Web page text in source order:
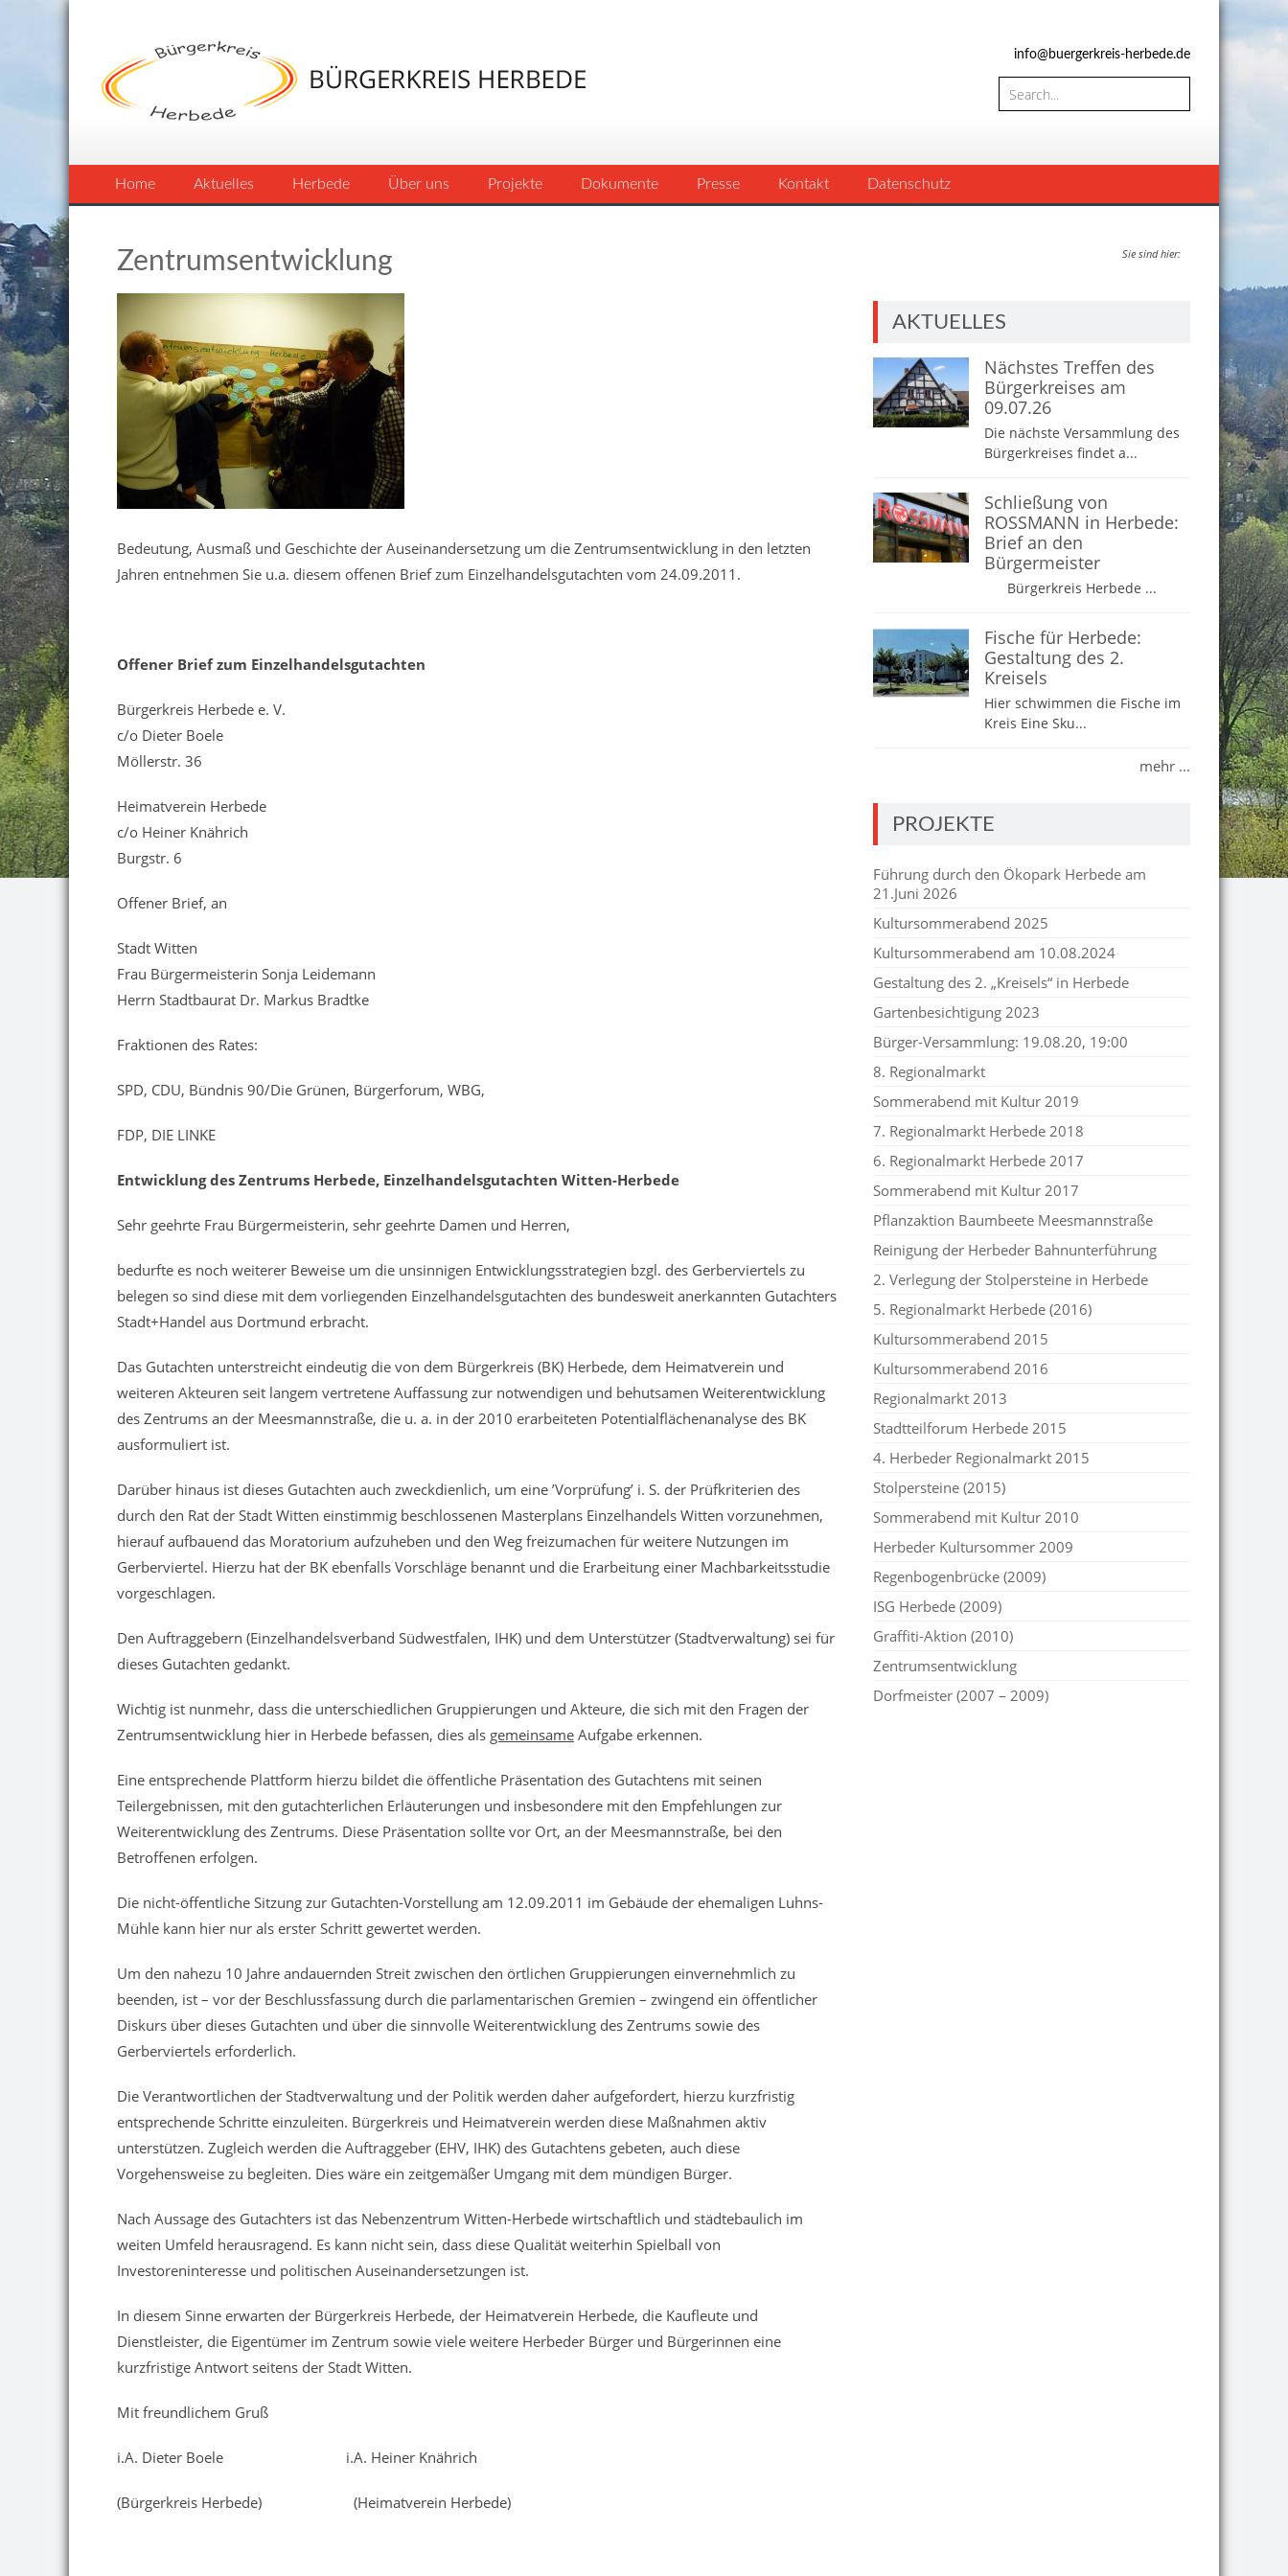
info@buergerkreis-herbede.de
Home Aktuelles Herbede Über uns Projekte Dokumente Presse Kontakt Datenschutz
Sie sind hier:
Zentrumsentwicklung
Bedeutung, Ausmaß und Geschichte der Auseinandersetzung um die Zentrumsentwicklung in den letzten
Jahren entnehmen Sie u.a. diesem offenen Brief zum Einzelhandelsgutachten vom 24.09.2011.
Offener Brief zum Einzelhandelsgutachten
Bürgerkreis Herbede e. V.
c/o Dieter Boele
Möllerstr. 36
Heimatverein Herbede
c/o Heiner Knährich
Burgstr. 6
Offener Brief, an
Stadt Witten
Frau Bürgermeisterin Sonja Leidemann
Herrn Stadtbaurat Dr. Markus Bradtke
Fraktionen des Rates:
SPD, CDU, Bündnis 90/Die Grünen, Bürgerforum, WBG,
FDP, DIE LINKE
Entwicklung des Zentrums Herbede, Einzelhandelsgutachten Witten-Herbede
Sehr geehrte Frau Bürgermeisterin, sehr geehrte Damen und Herren,
bedurfte es noch weiterer Beweise um die unsinnigen Entwicklungsstrategien bzgl. des Gerberviertels zu
belegen so sind diese mit dem vorliegenden Einzelhandelsgutachten des bundesweit anerkannten Gutachters
Stadt+Handel aus Dortmund erbracht.
Das Gutachten unterstreicht eindeutig die von dem Bürgerkreis (BK) Herbede, dem Heimatverein und
weiteren Akteuren seit langem vertretene Auffassung zur notwendigen und behutsamen Weiterentwicklung
des Zentrums an der Meesmannstraße, die u. a. in der 2010 erarbeiteten Potentialflächenanalyse des BK
ausformuliert ist.
Darüber hinaus ist dieses Gutachten auch zweckdienlich, um eine ’Vorprüfung’ i. S. der Prüfkriterien des
durch den Rat der Stadt Witten einstimmig beschlossenen Masterplans Einzelhandels Witten vorzunehmen,
hierauf aufbauend das Moratorium aufzuheben und den Weg freizumachen für weitere Nutzungen im
Gerberviertel. Hierzu hat der BK ebenfalls Vorschläge benannt und die Erarbeitung einer Machbarkeitsstudie
vorgeschlagen.
Den Auftraggebern (Einzelhandelsverband Südwestfalen, IHK) und dem Unterstützer (Stadtverwaltung) sei für
dieses Gutachten gedankt.
Wichtig ist nunmehr, dass die unterschiedlichen Gruppierungen und Akteure, die sich mit den Fragen der
Zentrumsentwicklung hier in Herbede befassen, dies als gemeinsame Aufgabe erkennen.
Eine entsprechende Plattform hierzu bildet die öffentliche Präsentation des Gutachtens mit seinen
Teilergebnissen, mit den gutachterlichen Erläuterungen und insbesondere mit den Empfehlungen zur
Weiterentwicklung des Zentrums. Diese Präsentation sollte vor Ort, an der Meesmannstraße, bei den
Betroffenen erfolgen.
Die nicht-öffentliche Sitzung zur Gutachten-Vorstellung am 12.09.2011 im Gebäude der ehemaligen Luhns-
Mühle kann hier nur als erster Schritt gewertet werden.
Um den nahezu 10 Jahre andauernden Streit zwischen den örtlichen Gruppierungen einvernehmlich zu
beenden, ist – vor der Beschlussfassung durch die parlamentarischen Gremien – zwingend ein öffentlicher
Diskurs über dieses Gutachten und über die sinnvolle Weiterentwicklung des Zentrums sowie des
Gerberviertels erforderlich.
Die Verantwortlichen der Stadtverwaltung und der Politik werden daher aufgefordert, hierzu kurzfristig
entsprechende Schritte einzuleiten. Bürgerkreis und Heimatverein werden diese Maßnahmen aktiv
unterstützen. Zugleich werden die Auftraggeber (EHV, IHK) des Gutachtens gebeten, auch diese
Vorgehensweise zu begleiten. Dies wäre ein zeitgemäßer Umgang mit dem mündigen Bürger.
Nach Aussage des Gutachters ist das Nebenzentrum Witten-Herbede wirtschaftlich und städtebaulich im
weiten Umfeld herausragend. Es kann nicht sein, dass diese Qualität weiterhin Spielball von
Investoreninteresse und politischen Auseinandersetzungen ist.
In diesem Sinne erwarten der Bürgerkreis Herbede, der Heimatverein Herbede, die Kaufleute und
Dienstleister, die Eigentümer im Zentrum sowie viele weitere Herbeder Bürger und Bürgerinnen eine
kurzfristige Antwort seitens der Stadt Witten.
Mit freundlichem Gruß
i.A. Dieter Boele i.A. Heiner Knährich
(Bürgerkreis Herbede) (Heimatverein Herbede)
AKTUELLES
Nächstes Treffen des
Bürgerkreises am
09.07.26
Die nächste Versammlung des
Bürgerkreises findet a...
Schließung von
ROSSMANN in Herbede:
Brief an den
Bürgermeister
Bürgerkreis Herbede ...
Fische für Herbede:
Gestaltung des 2.
Kreisels
Hier schwimmen die Fische im
Kreis Eine Sku...
mehr ...
PROJEKTE
Führung durch den Ökopark Herbede am
21.Juni 2026
Kultursommerabend 2025
Kultursommerabend am 10.08.2024
Gestaltung des 2. „Kreisels“ in Herbede
Gartenbesichtigung 2023
Bürger-Versammlung: 19.08.20, 19:00
8. Regionalmarkt
Sommerabend mit Kultur 2019
7. Regionalmarkt Herbede 2018
6. Regionalmarkt Herbede 2017
Sommerabend mit Kultur 2017
Pflanzaktion Baumbeete Meesmannstraße
Reinigung der Herbeder Bahnunterführung
2. Verlegung der Stolpersteine in Herbede
5. Regionalmarkt Herbede (2016)
Kultursommerabend 2015
Kultursommerabend 2016
Regionalmarkt 2013
Stadtteilforum Herbede 2015
4. Herbeder Regionalmarkt 2015
Stolpersteine (2015)
Sommerabend mit Kultur 2010
Herbeder Kultursommer 2009
Regenbogenbrücke (2009)
ISG Herbede (2009)
Graffiti-Aktion (2010)
Zentrumsentwicklung
Dorfmeister (2007 – 2009)